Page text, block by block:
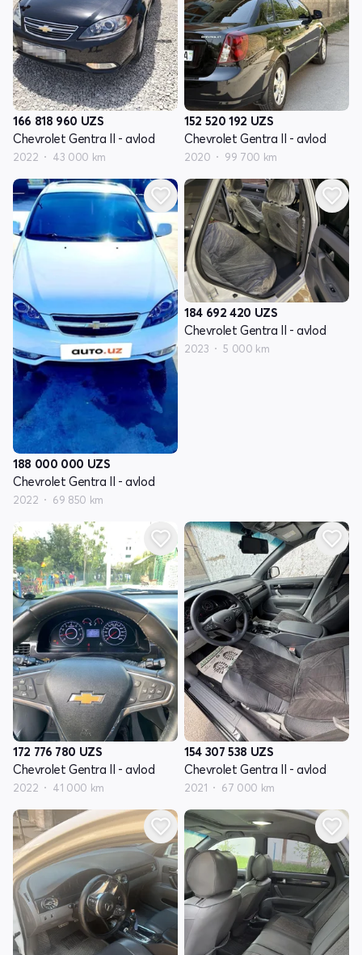
166 818 960 UZS
Chevrolet Gentra II - avlod
2022 43 000 km
152 520 192 UZS
Chevrolet Gentra II - avlod
2020 99 700 km
188 000 000 UZS
Chevrolet Gentra II - avlod
2022 69 850 km
184 692 420 UZS
Chevrolet Gentra II - avlod
2023 5 000 km
172 776 780 UZS
Chevrolet Gentra II - avlod
2022 41 000 km
154 307 538 UZS
Chevrolet Gentra II - avlod
2021 67 000 km